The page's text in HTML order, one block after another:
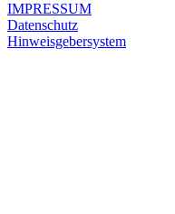
IMPRESSUM
Datenschutz
Hinweisgeber­system